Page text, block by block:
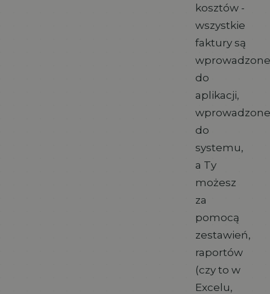
kosztów -
wszystkie
faktury są
wprowadzone
do
aplikacji,
wprowadzone
do
systemu,
a Ty
możesz
za
pomocą
zestawień,
raportów
(czy to w
Excelu,